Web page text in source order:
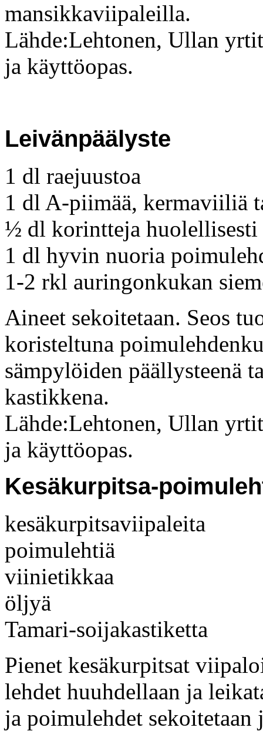
mansikkaviipaleilla.
Lähde:Lehtonen, Ullan
ja käyttöopas.
Leivänpäälyste
1 dl raejuustoa
1 dl A-piimää, kermaviiliä
½ dl korintteja huolellisesti
1 dl hyvin nuoria
1-2 rkl auringonkukan
Aineet sekoitetaan. Seos
koristeltuna
sämpylöiden päällysteenä
kastikkena.
Lähde:Lehtonen, Ullan
ja käyttöopas.
Kesäkurpitsa-
kesäkurpitsaviipaleita
poimulehtiä
viinietikkaa
öljyä
Tamari-soijakastiketta
Pienet kesäkurpitsat
lehdet huuhdellaan ja
ja poimulehdet